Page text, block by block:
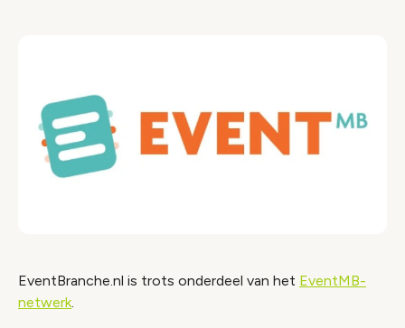
EventBranche.nl is trots onderdeel van het EventMB-
netwerk.